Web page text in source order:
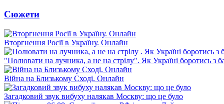
Сюжети
Вторгнення Росії в Україну. Онлайн
"Полювати на лучника, а не на стрілу". Як Україні боротись з
Війна на Близькому Сході. Онлайн
Загадковий звук вибуху налякав Москву: що це було